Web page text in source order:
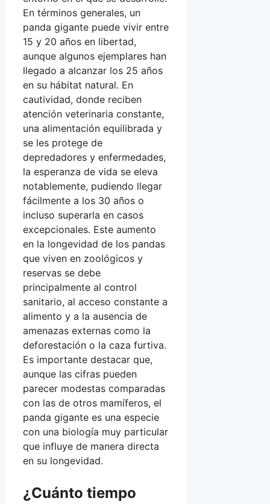
En términos generales, un
panda gigante puede vivir entre
15 y 20 años en libertad,
aunque algunos ejemplares han
llegado a alcanzar los 25 años
en su hábitat natural. En
cautividad, donde reciben
atención veterinaria constante,
una alimentación equilibrada y
se les protege de
depredadores y enfermedades,
la esperanza de vida se eleva
notablemente, pudiendo llegar
fácilmente a los 30 años o
incluso superarla en casos
excepcionales. Este aumento
en la longevidad de los pandas
que viven en zoológicos y
reservas se debe
principalmente al control
sanitario, al acceso constante a
alimento y a la ausencia de
amenazas externas como la
deforestación o la caza furtiva.
Es importante destacar que,
aunque las cifras pueden
parecer modestas comparadas
con las de otros mamíferos, el
panda gigante es una especie
con una biología muy particular
que influye de manera directa
en su longevidad.
¿Cuánto tiempo